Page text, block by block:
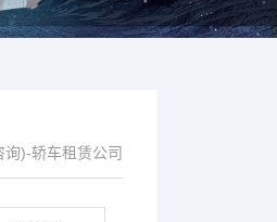
)-轿车租赁公司